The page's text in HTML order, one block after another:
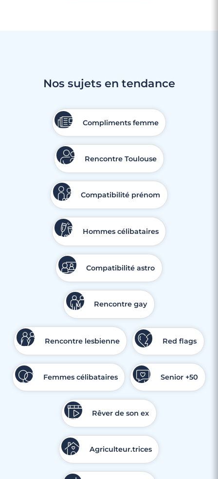
Nos sujets en tendance
Compliments femme
Rencontre Toulouse
Compatibilité prénom
Hommes célibataires
Compatibilité astro
Rencontre gay
Rencontre lesbienne Red flags
Femmes célibataires Senior +50
Rêver de son ex
Agriculteur.trices